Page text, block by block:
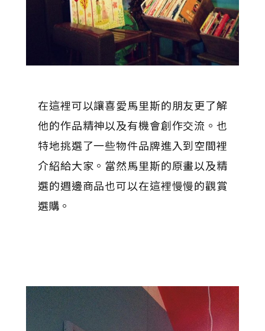
在這裡可以讓喜愛馬里斯的朋友更了解
他的作品精神以及有機會創作交流。也
特地挑選了一些物件品牌進入到空間裡
介紹給大家。當然馬里斯的原畫以及精
選的週邊商品也可以在這裡慢慢的觀賞
選購。